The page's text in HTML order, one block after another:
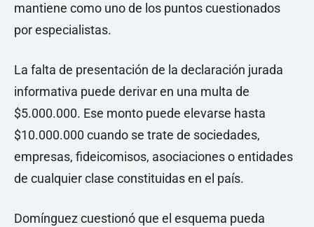
mantiene como uno de los puntos cuestionados
por especialistas.
La falta de presentación de la declaración jurada
informativa puede derivar en una multa de
$5.000.000. Ese monto puede elevarse hasta
$10.000.000 cuando se trate de sociedades,
empresas, fideicomisos, asociaciones o entidades
de cualquier clase constituidas en el país.
Domínguez cuestionó que el esquema pueda